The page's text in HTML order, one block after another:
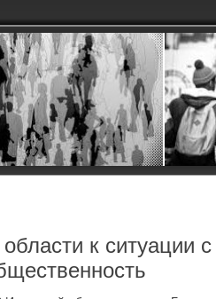
к ситуации